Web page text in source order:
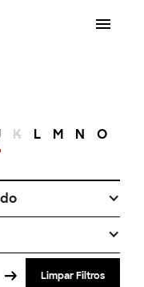
K L M N O
Limpar Filtros